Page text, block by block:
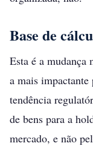
Base de
Esta é a mudança
a mais
tendência
de bens para a
mercado, e não